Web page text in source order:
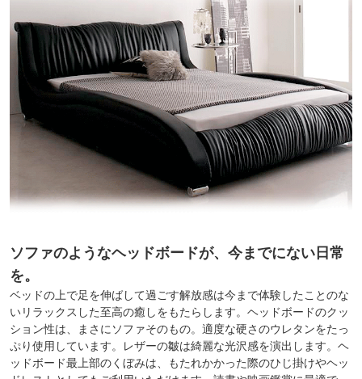
ソファのようなヘッドボードが、今までにない日常
を。
ベッドの上で足を伸ばして過ごす解放感は今まで体験したことのな
いリラックスした至高の癒しをもたらします。ヘッドボードのクッ
ション性は、まさにソファそのもの。適度な硬さのウレタンをたっ
ぷり使用しています。レザーの皺は綺麗な光沢感を演出します。ヘ
ッドボード最上部のくぼみは、もたれかかった際のひじ掛けやヘッ